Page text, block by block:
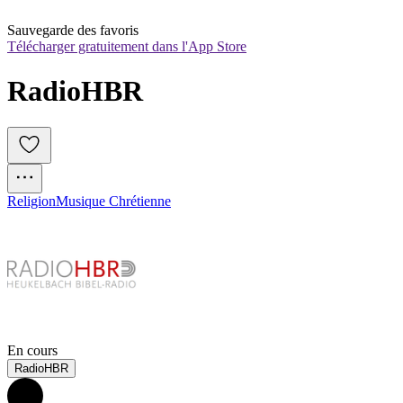
Sauvegarde des favoris
Télécharger gratuitement dans l'App Store
RadioHBR
ReligionMusique Chrétienne
En cours
RadioHBR